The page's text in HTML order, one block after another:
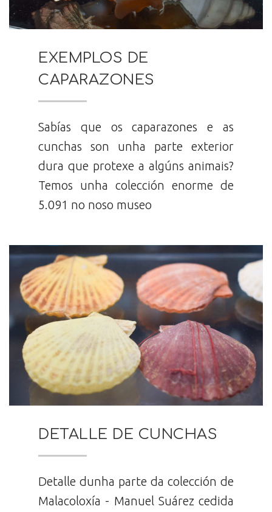
EXEMPLOS DE
CAPARAZONES
Sabías que os caparazones e as
cunchas son unha parte exterior
dura que protexe a algúns animais?
Temos unha colección enorme de
5.091 no noso museo
DETALLE DE CUNCHAS
Detalle dunha parte da colección de
Malacoloxía - Manuel Suárez cedida